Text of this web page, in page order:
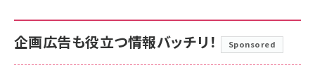
企画広告も役立つ情報バッチリ！ Sponsored